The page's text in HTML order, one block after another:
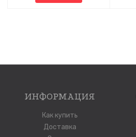
ИНФОРМАЦИЯ
Как купить
Доставка